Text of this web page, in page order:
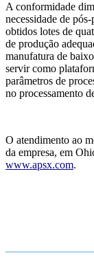
A conformidade
necessidade de
obtidos lotes de
de produção
manufatura de
servir como
parâmetros de
no processamento
O atendimento ao
da empresa, em
www.apsx.com.